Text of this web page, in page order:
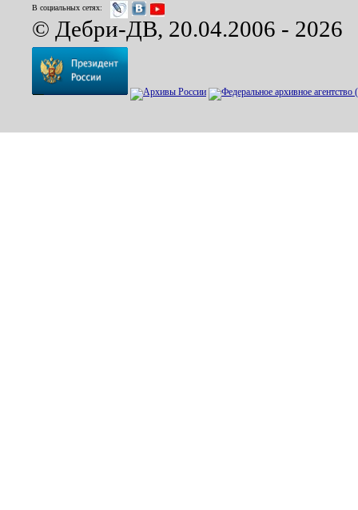
В социальных сетях:
© Дебри-ДВ, 20.04.2006 - 2026